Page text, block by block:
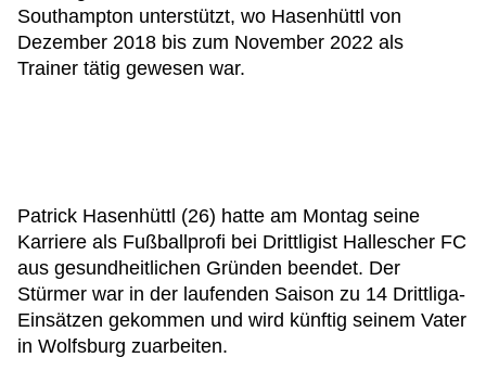
Southampton unterstützt, wo Hasenhüttl von
Dezember 2018 bis zum November 2022 als
Trainer tätig gewesen war.
Patrick Hasenhüttl (26) hatte am Montag seine
Karriere als Fußballprofi bei Drittligist Hallescher FC
aus gesundheitlichen Gründen beendet. Der
Stürmer war in der laufenden Saison zu 14 Drittliga-
Einsätzen gekommen und wird künftig seinem Vater
in Wolfsburg zuarbeiten.